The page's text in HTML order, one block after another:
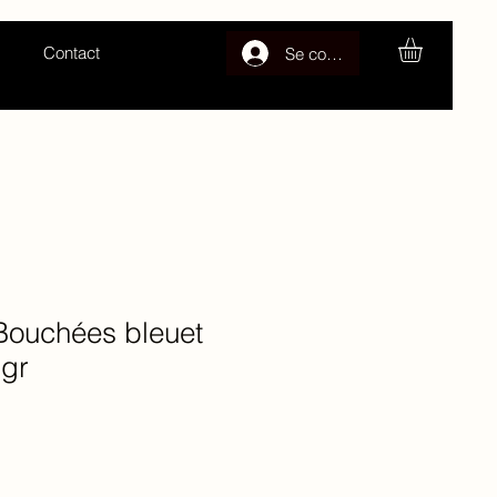
Contact Se connecter
bleuet